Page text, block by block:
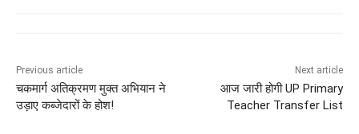
o
k
p
Previous article
चकमार्ग अतिक्रमण मुक्त अभियान ने
उड़ाए कब्जेदारों के होश!
Next article
आज जारी होगी UP Primary
Teacher Transfer List